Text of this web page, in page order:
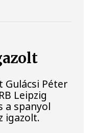
Gulácsi Péter
Leipzig
a spanyol
igazolt.